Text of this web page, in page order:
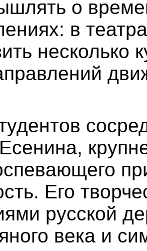
о
в
несколько
Его
русской
века и